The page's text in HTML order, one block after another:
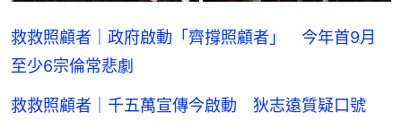
救救照顧者｜政府啟動「齊撐照顧者」 今年首9月
至少6宗倫常悲劇
救救照顧者｜千五萬宣傳今啟動 狄志遠質疑口號